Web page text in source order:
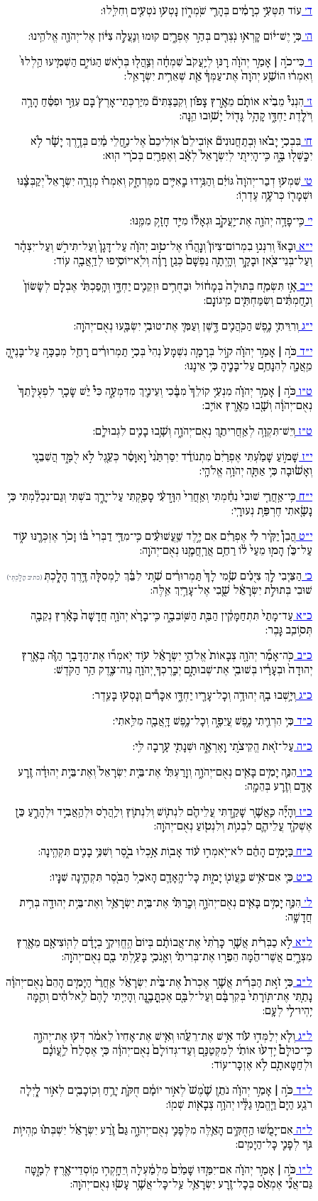
ד׳ עוֹד תִּטְּעִ֣י כְרָמִ֔ים בְּהָרֵ֖י שֹֽׁמְר֑וֹן נָטְע֥וּ נֹטְעִ֖ים וְחִלֵּֽלוּ:
ה׳ כִּ֣י יֶשׁ־י֔וֹם קָֽרְא֥וּ נֹֽצְרִ֖ים בְּהַ֣ר אֶפְרָ֑יִם קוּמוּ וְנַֽעֲלֶ֣ה צִיּ֔וֹן אֶל־יְהֹוָ֖ה אֱלֹהֵֽינוּ:
ו׳ כִּי־כֹ֣ה | אָמַ֣ר יְהֹוָ֗ה רָנּ֚וּ לְיַֽעֲקֹב֙ שִׁמְחָ֔ה וְצַֽהֲל֖וּ בְּרֹ֣אשׁ הַגּוֹיִ֑ם הַשְׁמִ֚יעוּ הַֽלְלוּ֙
וְאִמְר֔וּ הוֹשַׁ֚ע יְהֹוָה֙ אֶת־עַמְּךָ֔ אֵ֖ת שְׁאֵרִ֥ית יִשְׂרָאֵֽל:
ז׳ הִנְנִי֩ מֵבִ֨יא אוֹתָ֜ם מֵאֶ֣רֶץ צָפ֗וֹן וְקִבַּצְתִּים֘ מִיַּרְכְּתֵי־אָרֶץ֒ בָּם עִוֵּ֣ר וּפִסֵּ֔חַ הָרָ֥ה
וְיֹלֶ֖דֶת יַחְדָּ֑ו קָהָ֥ל גָּד֖וֹל יָשׁ֥וּבוּ הֵֽנָּה:
ח׳ בִּבְכִ֣י יָבֹ֗אוּ וּֽבְתַחֲנוּנִים֘ אֽוֹבִילֵם֒ אֽוֹלִיכֵם֙ אֶל־נַ֣חֲלֵי מַ֔יִם בְּדֶ֣רֶךְ יָשָׁ֔ר לֹ֥א
יִכָּֽשְׁל֖וּ בָּ֑הּ כִּֽי־הָיִי֚תִי לְיִשְׂרָאֵל֙ לְאָ֔ב וְאֶפְרַ֖יִם בְּכֹ֥רִי הֽוּא:
ט׳ שִׁמְע֚וּ דְבַר־יְהֹוָה֙ גּוֹיִ֔ם וְהַגִּ֥ידוּ בָֽאִיִּ֖ים מִמֶּרְחָ֑ק וְאִמְר֗וּ מְזָרֵ֚ה יִשְׂרָאֵל֙ יְקַבְּצֶ֔נּוּ
וּשְׁמָר֖וֹ כְּרֹעֶ֥ה עֶדְרֽוֹ:
י׳ כִּֽי־פָדָ֥ה יְהֹוָ֖ה אֶת־יַֽעֲקֹ֑ב וּגְאָל֕וֹ מִיַּ֖ד חָזָ֥ק מִמֶּֽנּוּ:
י״א וּבָאוּ֘ וְרִנְּנ֣וּ בִמְרוֹם־צִיּוֹן֒ וְנָֽהֲר֞וּ אֶל־ט֣וּב יְהֹוָ֗ה עַל־דָּגָן֙ וְעַל־תִּירֹ֣שׁ וְעַל־יִצְהָ֔ר
וְעַל־בְּנֵי־צֹ֖אן וּבָקָ֑ר וְהָֽיְתָ֚ה נַפְשָׁם֙ כְּגַ֣ן רָוֶ֔ה וְלֹֽא־יוֹסִ֥יפוּ לְדַֽאֲבָ֖ה עֽוֹד:
י״ב אָ֣ז תִּשְׂמַ֚ח בְּתוּלָה֙ בְּמָח֔וֹל וּבַחֻרִ֥ים וּזְקֵנִ֖ים יַחְדָּ֑ו וְהָֽפַכְתִּ֨י אֶבְלָ֚ם לְשָׂשׂוֹן֙
וְנִ֣חַמְתִּ֔ים וְשִׂמַּחְתִּ֖ים מִֽיגוֹנָֽם:
י״ג וְרִוֵּיתִ֛י נֶ֥פֶשׁ הַכֹּֽהֲנִ֖ים דָּ֑שֶׁן וְעַמִּ֛י אֶת־טוּבִ֥י יִשְׂבָּ֖עוּ נְאֻם־יְהֹוָֽה:
י״ד כֹּ֣ה | אָמַ֣ר יְהֹוָ֗ה ק֣וֹל בְּרָמָ֚ה נִשְׁמָע֙ נְהִי֙ בְּכִ֣י תַמְרוּרִ֔ים רָחֵ֖ל מְבַכָּ֣ה עַל־בָּנֶי֑הָ
מֵֽאֲנָ֛ה לְהִנָּחֵ֥ם עַל־בָּנֶ֖יהָ כִּ֥י אֵינֶֽנּוּ:
ט״ו כֹּ֣ה | אָמַ֣ר יְהֹוָ֗ה מִנְעִ֚י קוֹלֵךְ֙ מִבֶּ֔כִי וְעֵינַ֖יִךְ מִדִּמְעָ֑ה כִּי֩ יֵ֨שׁ שָׂכָ֚ר לִפְעֻלָּתֵךְ֙
נְאֻם־יְהֹוָ֔ה וְשָׁ֖בוּ מֵאֶ֥רֶץ אוֹיֵֽב:
ט״ז וְיֵשׁ־תִּקְוָ֥ה לְאַֽחֲרִיתֵ֖ךְ נְאֻם־יְהֹוָ֑ה וְשָׁ֥בוּ בָנִ֖ים לִגְבוּלָֽם:
י״ז שָׁמ֣וֹעַ שָׁמַ֗עְתִּי אֶפְרַ֙יִם֙ מִתְנוֹדֵ֔ד יִסַּרְתַּ֙נִי֙ וָֽאִוָּסֵ֔ר כְּעֵ֖גֶל לֹ֣א לֻמָּ֑ד הֲשִׁבֵ֣נִי
וְאָשׁ֔וּבָה כִּ֥י אַתָּ֖ה יְהֹוָ֥ה אֱלֹהָֽי:
י״ח כִּֽי־אַֽחֲרֵ֚י שׁוּבִי֙ נִחַ֔מְתִּי וְאַֽחֲרֵי֙ הִוָּ֣דְעִ֔י סָפַ֖קְתִּי עַל־יָרֵ֑ךְ בֹּשְׁתִּי וְגַם־נִכְלַ֔מְתִּי כִּ֥י
נָשָׂ֖אתִי חֶרְפַּ֥ת נְעוּרָֽי:
י״ט הֲבֵן֩ יַקִּ֨יר לִ֜י אֶפְרַ֗יִם אִם יֶ֣לֶד שַֽׁעֲשׁוּעִ֔ים כִּֽי־מִדֵּ֚י דַבְּרִי֙ בּ֔וֹ זָכֹ֥ר אֶזְכְּרֶ֖נּוּ ע֑וֹד
עַל־כֵּ֗ן הָמ֚וּ מֵעַי֙ ל֔וֹ רַחֵ֥ם אֲרַֽחֲמֶ֖נּוּ נְאֻם־יְהֹוָֽה:
כ׳ הַצִּ֧יבִי לָ֣ךְ צִיֻּנִ֗ים שִׂ֚מִי לָךְ֙ תַּמְרוּרִ֔ים שִׁ֣תִי לִבֵּ֔ךְ לַֽמְסִלָּ֖ה דֶּ֣רֶךְ הָלָ֑כְתְּ (כתיב הָלָ֑כְתְּי)
שׁוּבִי בְּתוּלַ֣ת יִשְׂרָאֵ֔ל שֻׁ֖בִי אֶל־עָרַ֥יִךְ אֵֽלֶּה:
כ״א עַד־מָתַי֙ תִּתְחַמָּקִ֔ין הַבַּ֖ת הַשּֽׁוֹבֵבָ֑ה כִּֽי־בָרָ֨א יְהֹוָ֚ה חֲדָשָׁה֙ בָּאָ֔רֶץ נְקֵבָ֖ה
תְּס֥וֹבֵֽב גָּֽבֶר:
כ״ב כֹּֽה־אָמַ֞ר יְהֹוָ֚ה צְבָאוֹת֙ אֱלֹהֵ֣י יִשְׂרָאֵ֔ל ע֣וֹד יֹֽאמְר֞וּ אֶת־הַדָּבָ֣ר הַזֶּ֗ה בְּאֶ֚רֶץ
יְהוּדָה֙ וּבְעָרָ֔יו בְּשׁוּבִ֖י אֶת־שְׁבוּתָ֑ם יְבָֽרֶכְךָ֧ יְהֹוָ֛ה נְוֵה־צֶ֖דֶק הַ֥ר הַקֹּֽדֶשׁ:
כ״ג וְיָ֥שְׁבוּ בָ֛הּ יְהוּדָ֥ה וְכָל־עָרָ֖יו יַחְדָּ֑ו אִכָּרִ֕ים וְנָסְע֖וּ בָּעֵֽדֶר:
כ״ד כִּ֥י הִרְוֵ֖יתִי נֶ֣פֶשׁ עֲיֵפָ֑ה וְכָל־נֶ֥פֶשׁ דָּֽאֲבָ֖ה מִלֵּֽאתִי:
כ״ה עַל־זֹ֖את הֱקִיצֹ֣תִי וָֽאֶרְאֶ֑ה וּשְׁנָתִ֖י עָ֥רְבָה לִּֽי:
כ״ו הִנֵּ֛ה יָמִ֥ים בָּאִ֖ים נְאֻם־יְהֹוָ֑ה וְזָֽרַעְתִּ֗י אֶת־בֵּ֚ית יִשְׂרָאֵל֙ וְאֶת־בֵּ֣ית יְהוּדָ֔ה זֶ֥רַע
אָדָ֖ם וְזֶ֥רַע בְּהֵמָֽה:
כ״ז וְהָיָ֞ה כַּֽאֲשֶׁ֧ר שָׁקַ֣דְתִּי עֲלֵיהֶ֗ם לִנְת֧וֹשׁ וְלִנְת֛וֹץ וְלַֽהֲרֹ֖ס וּלְהַֽאֲבִ֣יד וּלְהָרֵ֑עַ כֵּ֣ן
אֶשְׁקֹ֧ד עֲלֵיהֶ֛ם לִבְנ֥וֹת וְלִנְט֖וֹעַ נְאֻם־יְהֹוָֽה:
כ״ח בַּיָּמִ֣ים הָהֵ֔ם לֹא־יֹֽאמְר֣וּ ע֔וֹד אָב֖וֹת אָ֣כְלוּ בֹ֑סֶר וְשִׁנֵּ֥י בָנִ֖ים תִּקְהֶֽינָה:
כ״ט כִּ֛י אִם־אִ֥ישׁ בַּֽעֲו‍ֹנ֖וֹ יָמ֑וּת כָּל־הָֽאָדָ֛ם הָאֹכֵ֥ל הַבֹּ֖סֶר תִּקְהֶ֥ינָה שִׁנָּֽיו:
ל׳ הִנֵּ֛ה יָמִ֥ים בָּאִ֖ים נְאֻם־יְהֹוָ֑ה וְכָֽרַתִּ֗י אֶת־בֵּ֧ית יִשְׂרָאֵ֛ל וְאֶת־בֵּ֥ית יְהוּדָ֖ה בְּרִ֥ית
חֲדָשָֽׁה:
ל״א לֹ֣א כַבְּרִ֗ית אֲשֶׁ֚ר כָּרַ֙תִּי֙ אֶת־אֲבוֹתָ֔ם בְּיוֹם֙ הֶֽחֱזִיקִ֣י בְיָדָ֔ם לְהֽוֹצִיאָ֖ם מֵאֶ֖רֶץ
מִצְרָ֑יִם אֲשֶׁר־הֵ֜מָּה הֵפֵ֣רוּ אֶת־בְּרִיתִ֗י וְאָֽנֹכִ֛י בָּעַ֥לְתִּי בָ֖ם נְאֻם־יְהֹוָֽה:
ל״ב כִּ֣י זֹ֣את הַבְּרִ֡ית אֲשֶׁ֣ר אֶכְרֹת֩ אֶת־בֵּ֨ית יִשְׂרָאֵ֜ל אַֽחֲרֵ֨י הַיָּמִ֚ים הָהֵם֙ נְאֻם־יְהֹוָ֔ה
נָתַ֚תִּי אֶת־תּֽוֹרָתִי֙ בְּקִרְבָּ֔ם וְעַל־לִבָּ֖ם אֶכְתֳּבֶ֑נָּה וְהָיִ֚יתִי לָהֶם֙ לֵֽאלֹהִ֔ים וְהֵ֖מָּה
יִֽהְיוּ־לִ֥י לְעָֽם:
ל״ג וְלֹ֧א יְלַמְּד֣וּ ע֗וֹד אִ֣ישׁ אֶת־רֵעֵ֜הוּ וְאִ֚ישׁ אֶת־אָחִיו֙ לֵאמֹ֔ר דְּע֖וּ אֶת־יְהֹוָ֑ה
כִּֽי־כוּלָּם֩ יֵֽדְע֨וּ אוֹתִ֜י לְמִקְּטַנָּ֚ם וְעַד־גְּדוֹלָם֙ נְאֻם־יְהֹוָ֔ה כִּ֚י אֶסְלַח֙ לַֽעֲו‍ֹנָ֔ם
וּלְחַטָּאתָ֖ם לֹ֥א אֶזְכָּר־עֽוֹד:
ל״ד כֹּ֣ה | אָמַ֣ר יְהֹוָ֗ה נֹתֵ֥ן שֶׁ֙מֶשׁ֙ לְא֣וֹר יוֹמָ֔ם חֻקֹּ֛ת יָרֵ֥חַ וְכֽוֹכָבִ֖ים לְא֣וֹר לָ֑יְלָה
רֹגַ֚ע הַיָּם֙ וַיֶּֽהֱמ֣וּ גַלָּ֔יו יְהֹוָ֥ה צְבָא֖וֹת שְׁמֽוֹ:
ל״ה אִם־יָמֻ֜שׁוּ הַֽחֻקִּ֥ים הָאֵ֛לֶּה מִלְּפָנַ֖י נְאֻם־יְהֹוָ֑ה גַּם֩ זֶ֨רַע יִשְׂרָאֵ֜ל יִשְׁבְּת֗וּ מִֽהְי֥וֹת
גּ֛וֹי לְפָנַ֖י כָּל־הַיָּמִֽים:
ל״ו כֹּ֣ה | אָמַ֣ר יְהֹוָ֗ה אִם־יִמַּ֚דּוּ שָׁמַ֙יִם֙ מִלְמַ֔עְלָה וְיֵחָֽקְר֥וּ מֽוֹסְדֵי־אֶ֖רֶץ לְמָ֑טָּה
גַּם־אֲנִ֞י אֶמְאַ֨ס בְּכָל־זֶ֧רַע יִשְׂרָאֵ֛ל עַֽל־כָּל־אֲשֶׁ֥ר עָשׂ֖וּ נְאֻם־יְהֹוָֽה: